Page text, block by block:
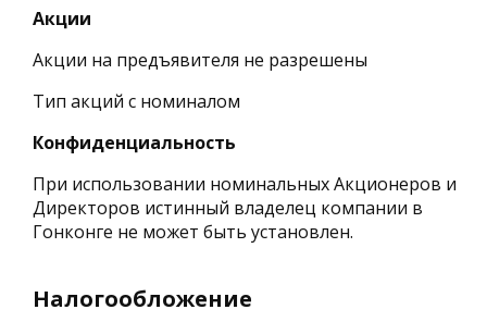
Акции
Акции на предъявителя не разрешены
Тип акций с номиналом
Конфиденциальность
При использовании номинальных Акционеров и
Директоров истинный владелец компании в
Гонконге не может быть установлен.
Налогообложение